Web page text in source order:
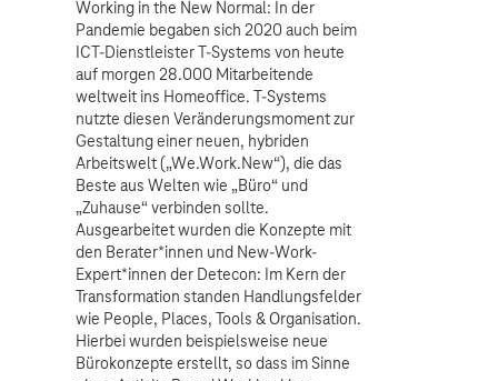
Working in the New Normal: In der
Pandemie begaben sich 2020 auch beim
ICT-Dienstleister T-Systems von heute
auf morgen 28.000 Mitarbeitende
weltweit ins Homeoffice. T-Systems
nutzte diesen Veränderungsmoment zur
Gestaltung einer neuen, hybriden
Arbeitswelt („We.Work.New“), die das
Beste aus Welten wie „Büro“ und
„Zuhause“ verbinden sollte.
Ausgearbeitet wurden die Konzepte mit
den Berater*innen und New-Work-
Expert*innen der Detecon: Im Kern der
Transformation standen Handlungsfelder
wie People, Places, Tools & Organisation.
Hierbei wurden beispielsweise neue
Bürokonzepte erstellt, so dass im Sinne